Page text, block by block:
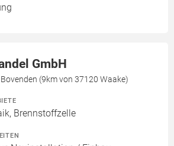
GmbH
(9km von 37120 Waake)
Brennstoffzelle